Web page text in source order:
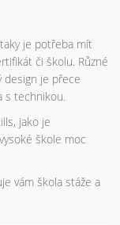
je potřeba mít
či školu. Různé
design je přece
s technikou.
jako je
škole moc
vám škola stáže a